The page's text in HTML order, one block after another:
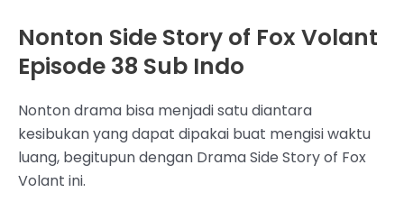
Nonton Side Story of Fox Volant
Episode 38 Sub Indo
Nonton drama bisa menjadi satu diantara
kesibukan yang dapat dipakai buat mengisi waktu
luang, begitupun dengan Drama Side Story of Fox
Volant ini.